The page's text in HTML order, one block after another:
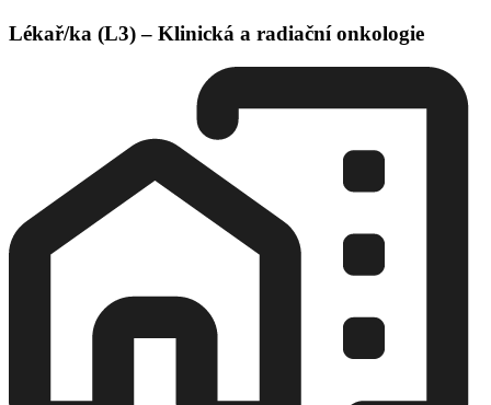
Lékař/ka (L3) – Klinická a radiační onkologie